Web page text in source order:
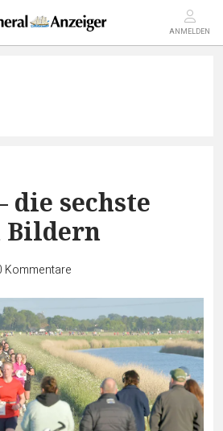
ANMELDEN
die sechste
Bildern
Kommentare